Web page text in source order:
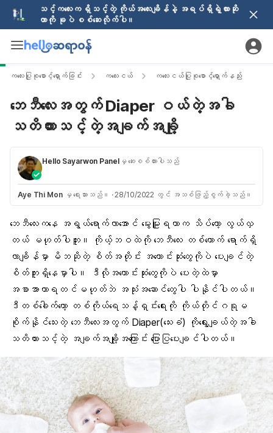
သင့်ကလေးက ရှိသင့်တဲ့ ကိုယ်အလေးချိန်နဲ့ အရပ်ရှိရဲ့လားဆို
တာကို ခုပဲ စစ်ဆေးလိုက်ပါ။
ကလေးပြုစုစောင့်ရှောက်ခြင်း ကလေးငယ် ကလေးငယ်ပြုစုစောင့်ရှောက်နည်း
ဘေဘီလေးအတွက် Diaper ဝယ်တဲ့အခါ
သတိထားသင့်တဲ့အချက်အချို့
Hello Sayarwon Panelမှ ဆေးစစ်ထားပါသည်
Aye Thi Monမှ ရေးသားသည်။ ·28/10/2022 တွင် အသစ်ဖြည့်စွက်ခဲ့သည်။
ဘေဘီလေးကနေ အရွယ်ရောက်လာအောင် မွေးမြူရတာက သိပ်တော့ လွယ်လှ
တယ် မဟုတ်ပါဘူး။ ကိုယ့်ဘဝထဲကို ဘေဘီလေး တစ်ယောက် ရောက်ရှိ
လာချိန်မှာ မိဘဆိုတဲ့ စိတ်အတိုင်း အကောင်းဆုံးတွေကိုပဲ ပေးချင်တဲ့
စိတ်ကူးရှိနေမှာပါ။ ဒီလိုအကောင်းဆုံးတွေကိုပဲ ပေးတဲ့ထဲမှာ
အစာအာဟာရ တင်မဟုတ်ဘဲ အသုံးအဆောင်တွေပါ ပါနိုင်ပါတယ်။
ဒီတစ်ခေါက်တော့ တစ်ကိုယ်ရေသန့်ရှင်းရေး ကို ကိုယ်တိုင်ဂရုမ
စိုက်နိုင်သေးတဲ့ ဘေဘီလေးအတွက် Diaper(သေးခံ) ကိုရွေးချယ်တဲ့အခါ
သတိထားသင့်တဲ့ အချက်အချို့အကြောင်း ပြောပြပေးချင်ပါတယ်။